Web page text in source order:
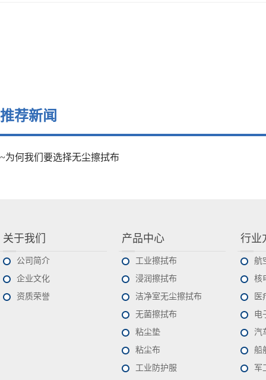
推荐新闻
~为何我们要选择无尘擦拭布
关于我们
公司简介
企业文化
资质荣誉
产品中心
工业擦拭布
浸润擦拭布
洁净室无尘擦拭布
无菌擦拭布
粘尘垫
粘尘布
工业防护服
行业
航
核
医
电
汽
船
军